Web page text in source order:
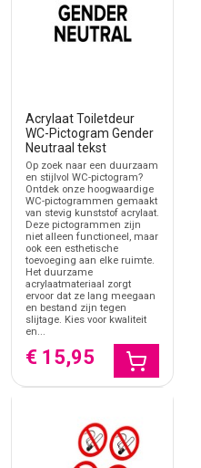
Acrylaat Toiletdeur
WC-Pictogram Gender
Neutraal tekst
Op zoek naar een duurzaam
en stijlvol WC-pictogram?
Ontdek onze hoogwaardige
WC-pictogrammen gemaakt
van stevig kunststof acrylaat.
Deze pictogrammen zijn
niet alleen functioneel, maar
ook een esthetische
toevoeging aan elke ruimte.
Het duurzame
acrylaatmateriaal zorgt
ervoor dat ze lang meegaan
en bestand zijn tegen
slijtage. Kies voor kwaliteit
en...
€ 15,95